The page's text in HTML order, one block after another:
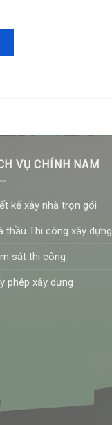
VỤ CHÍNH NAM
kế xây nhà trọn gói
thầu Thi công xây dựng
sát thi công
phép xây dựng